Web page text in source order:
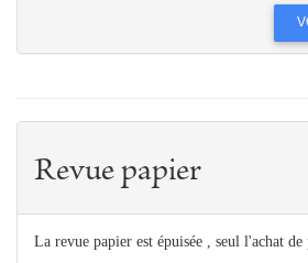
Revue papier
La revue papier est épuisée , seul l'achat